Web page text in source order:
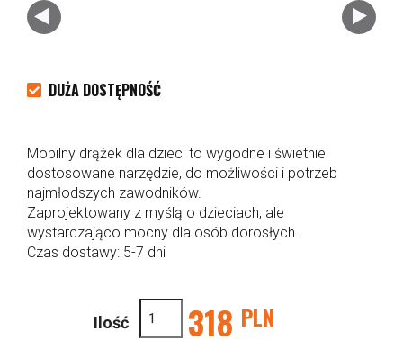
DUŻA DOSTĘPNOŚĆ
Mobilny drążek dla dzieci to wygodne i świetnie
dostosowane narzędzie, do możliwości i potrzeb
najmłodszych zawodników.
Zaprojektowany z myślą o dzieciach, ale
wystarczająco mocny dla osób dorosłych.
Czas dostawy: 5-7 dni
Ilość 318 PLN